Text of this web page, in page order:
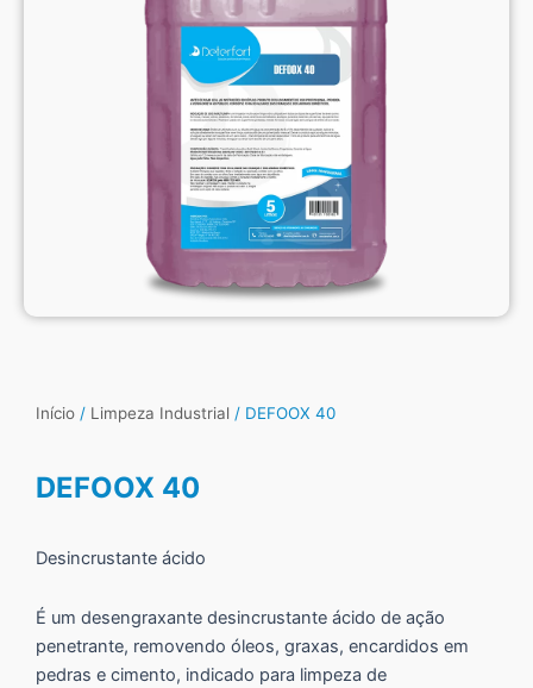
Início / Limpeza Industrial / DEFOOX 40
DEFOOX 40
Desincrustante ácido
É um desengraxante desincrustante ácido de ação
penetrante, removendo óleos, graxas, encardidos em
pedras e cimento, indicado para limpeza de